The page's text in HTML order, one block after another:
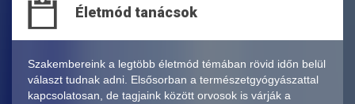
Életmód tanácsok
Szakembereink a legtöbb életmód témában rövid időn belül
választ tudnak adni. Elsősorban a természetgyógyászattal
kapcsolatosan, de tagjaink között orvosok is várják a